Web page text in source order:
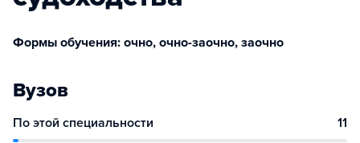
Формы обучения: очно, очно-заочно, заочно
Вузов
По этой специальности 11